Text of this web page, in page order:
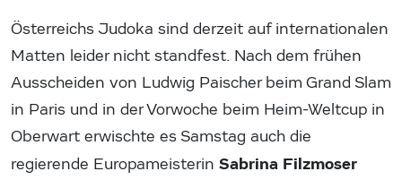
Österreichs Judoka sind derzeit auf internationalen
Matten leider nicht standfest. Nach dem frühen
Ausscheiden von Ludwig Paischer beim Grand Slam
in Paris und in der Vorwoche beim Heim-Weltcup in
Oberwart erwischte es Samstag auch die
regierende Europameisterin Sabrina Filzmoser